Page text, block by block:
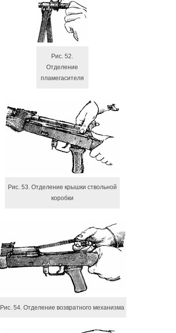
Рис. 52.
Отделение
пламегасителя
Рис. 53. Отделение крышки ствольной
коробки
Рис. 54. Отделение возвратного механизма